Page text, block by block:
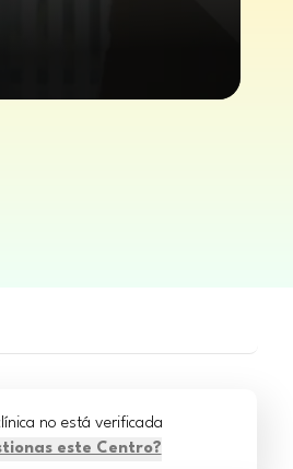
no está verificada
este Centro?